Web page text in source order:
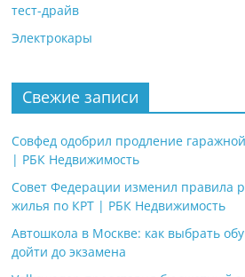
тест-драйв
Электрокары
Свежие записи
Совфед одобрил продление
| РБК Недвижимость
Совет Федерации изменил правила
жилья по КРТ | РБК Недвижимость
Автошкола в Москве: как выбрать
дойти до экзамена